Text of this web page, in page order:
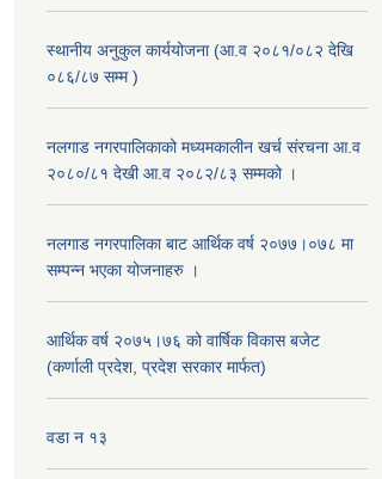
स्थानीय अनुकुल कार्ययोजना (आ.व २०८१/०८२ देखि
०८६/८७ सम्म )
नलगाड नगरपालिकाको मध्यमकालीन खर्च संरचना आ.व
२०८०/८१ देखी आ.व २०८२/८३ सम्मको ।
नलगाड नगरपालिका बाट आर्थिक वर्ष २०७७।०७८ मा
सम्पन्न भएका योजनाहरु ।
आर्थिक वर्ष २०७५।७६ को वार्षिक विकास बजेट
(कर्णाली प्रदेश, प्रदेश सरकार मार्फत)
वडा न १३